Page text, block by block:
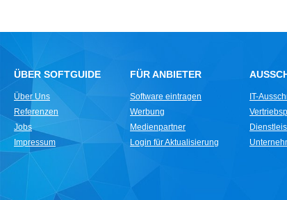
ÜBER SOFTGUIDE
Über Uns
Referenzen
Jobs
Impressum
FÜR ANBIETER
Software eintragen
Werbung
Medienpartner
Login für Aktualisierung
IT-